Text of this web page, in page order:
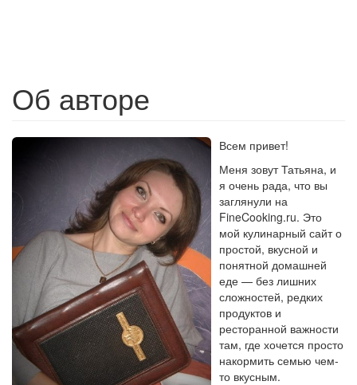
Об авторе
Всем привет!
Меня зовут Татьяна, и
я очень рада, что вы
заглянули на
FineCooking.ru. Это
мой кулинарный сайт о
простой, вкусной и
понятной домашней
еде — без лишних
сложностей, редких
продуктов и
ресторанной важности
там, где хочется просто
накормить семью чем-
то вкусным.